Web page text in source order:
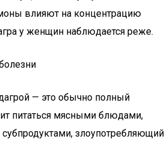
влияют на концентрацию
у женщин наблюдается реже.
— это обычно полный
питаться мясными блюдами,
злоупотребляющий